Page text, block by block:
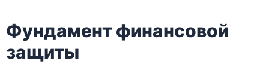
Фундамент финансовой
защиты